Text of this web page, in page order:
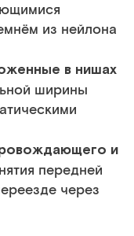
из нейлона
в нишах
ширины
и
передней
через